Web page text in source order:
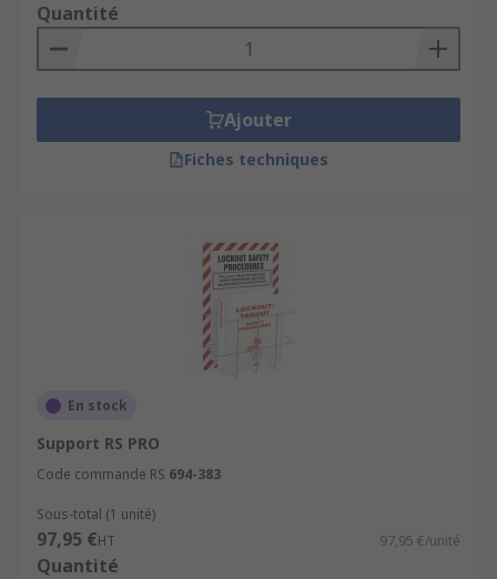
Quantité
Ajouter
Fiches techniques
En stock
Support RS PRO
Code commande RS 694-383
Sous-total (1 unité)
97,95 €HT 97,95 €/unité
Quantité